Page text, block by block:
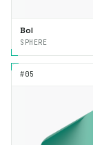
Bol
SPHERE
#05